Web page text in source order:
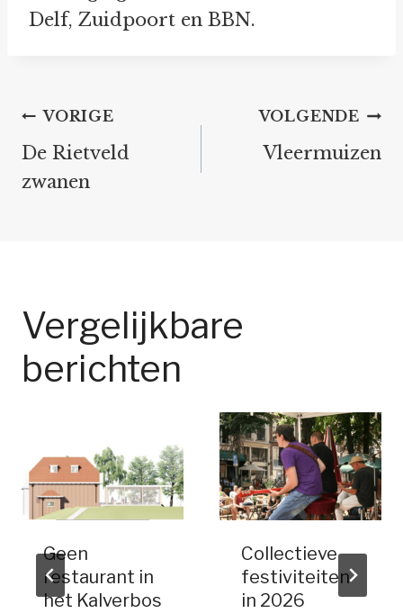
Delf, Zuidpoort en BBN.
Bericht
navigatie
VORIGE
De Rietveld
zwanen
VOLGENDE
Vleermuizen
Vergelijkbare
berichten
Geen
restaurant in
het Kalverbos
Collectieve
festiviteiten
in 2026